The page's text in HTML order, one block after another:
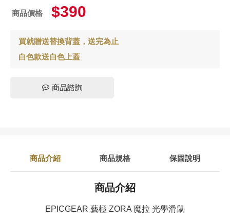
商品價格 $390
買就贈送替換背蓋，送完為止
白色款送白色上蓋
商品諮詢
商品介紹 商品規格 保固說明
商品介紹
EPICGEAR 藝極 ZORA 魔拉 光學滑鼠